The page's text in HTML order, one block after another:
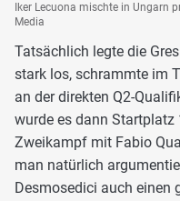
Iker Lecuona mischte in Ungarn
Media
Tatsächlich legte die
stark los, schrammte im
an der direkten Q2-
wurde es dann
Zweikampf mit Fabio
man natürlich
Desmosedici auch einen